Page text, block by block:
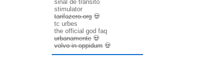
sinal de trânsito
stimulator
tarifazero.org 💀
tc urbes
the official god faq
urbanamente 💀
volvo in oppidum 💀